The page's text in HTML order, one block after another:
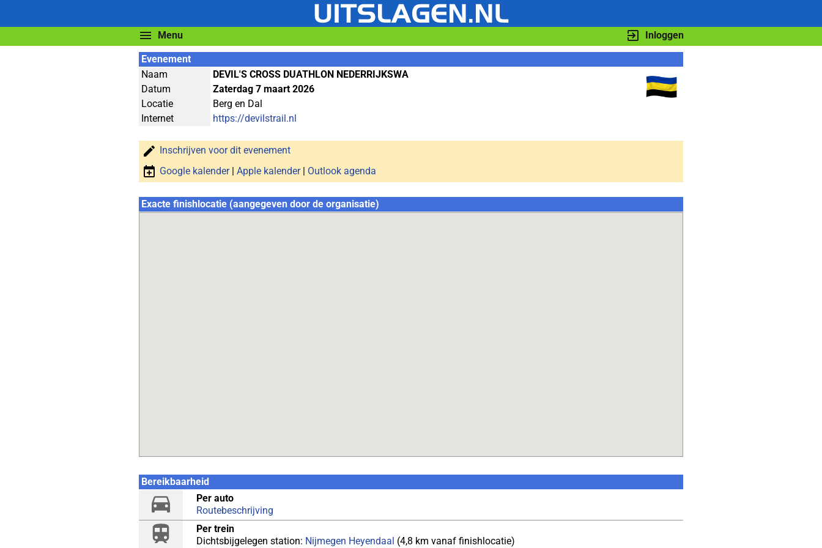
Menu Inloggen
Evenement
Naam
DEVIL'S CROSS DUATHLON NEDERRIJKSWA
Datum
Zaterdag 7 maart 2026
Locatie
Berg en Dal
Internet
https://devilstrail.nl
Inschrijven voor dit evenement
Google kalender| Apple kalender| Outlook agenda
Exacte finishlocatie (aangegeven door de organisatie)
Bereikbaarheid
Per auto
Routebeschrijving
Per trein
Dichtsbijgelegen station: Nijmegen Heyendaal (4,8 km vanaf finishlocatie)